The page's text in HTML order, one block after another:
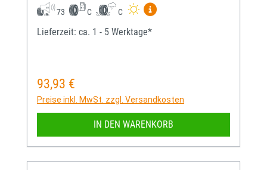
73 C C
Mehr Informationen zum
Lieferzeit: ca. 1 - 5 Werktage*
Regulärer Preis:
93,93 €
Preise inkl. MwSt. zzgl. Versandkosten
IN DEN WARENKORB